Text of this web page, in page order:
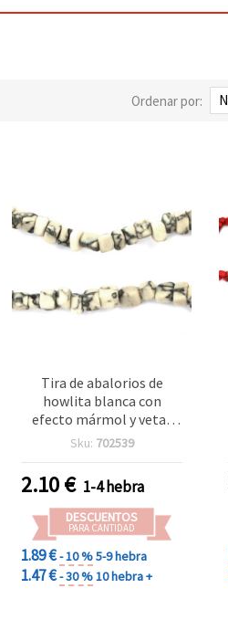
Ordenar por:
Tira de abalorios de
howlita blanca con
efecto mármol y vetas
negras, 5–7 mm, ~90 cm –
semipreciosa para
bisutería
Sku: 702539
2.10€ 1-4 hebra
DESCUENTOS
PARA CANTIDAD
1.89 €- 10 %5-9 hebra
1.47 €- 30 %10 hebra +